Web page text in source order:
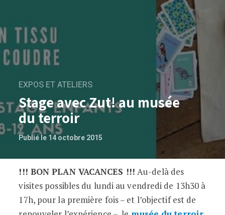
EXPOS ET ATELIERS
Stage avec Zut! au musée
du terroir
Publié le 14 octobre 2015
Stage avec Zut! au musée du terroir
!!! BON PLAN VACANCES !!! Au-delà des
visites possibles du lundi au vendredi de 13h30 à
17h, pour la première fois – et l’objectif est de